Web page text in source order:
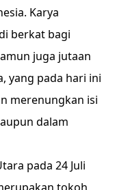
Karya
berkat bagi
juga jutaan
yang pada hari ini
merenungkan isi
dalam
pada 24 Juli